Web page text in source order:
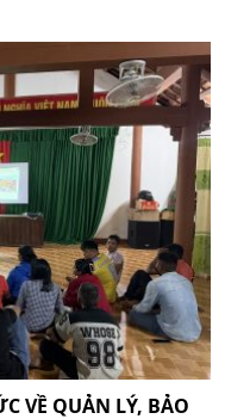
VỀ QUẢN LÝ, BẢO